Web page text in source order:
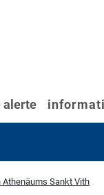
alerte
Sankt Vith